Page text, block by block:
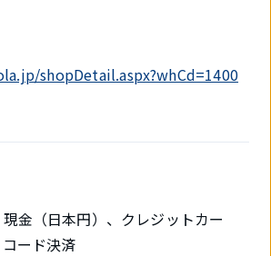
shopDetail.aspx?whCd=1400
金（日本円）、クレジットカー
ード決済